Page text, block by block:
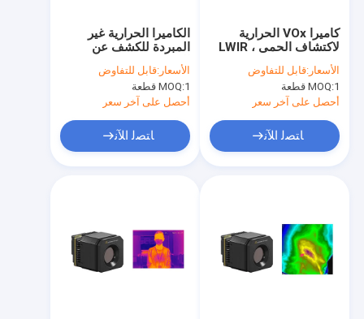
الكاميرا الحرارية غير
المبردة للكشف عن
التركيز الحراري
الأسعار:قابل للتفاوض
MOQ:1 قطعة
أحصل على آخر سعر
ﺎﺘﺼﻟ ﺍﻶﻧ
كاميرا VOx الحرارية
لاكتشاف الحمى ، LWIR
Camera Core
400x300 / 17μm
الأسعار:قابل للتفاوض
MOQ:1 قطعة
أحصل على آخر سعر
ﺎﺘﺼﻟ ﺍﻶﻧ